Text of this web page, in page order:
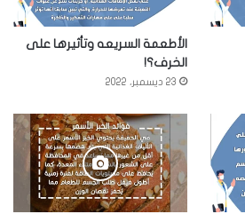
الأطعمة السريعه وتأثيرها على
الخرف؟!
23 ديسمبر، 2022